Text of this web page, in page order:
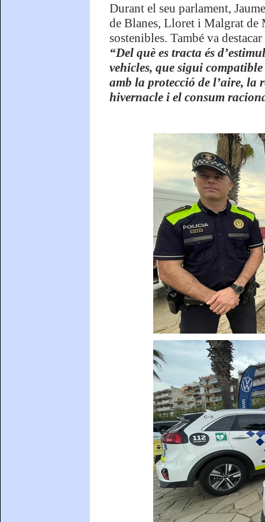
Durant el seu parlament,
de Blanes, Lloret i Malgrat de
sostenibles. També va
“Del què es tracta és
vehicles, que sigui
amb la protecció de l’aire, la
hivernacle i el consum